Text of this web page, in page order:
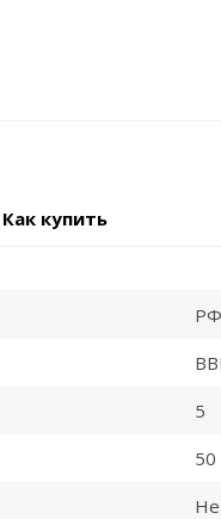
Как купить
РФ
5
50